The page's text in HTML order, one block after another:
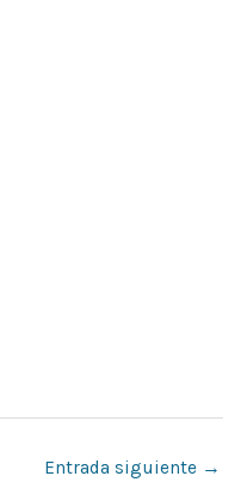
Entrada siguiente →